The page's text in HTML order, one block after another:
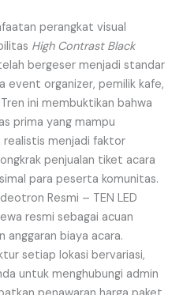
perangkat visual
High Contrast Black
bergeser menjadi standar
event organizer, pemilik kafe,
ini membuktikan bahwa
prima yang mampu
realistis menjadi faktor
penjualan tiket acara
para peserta komunitas.
Resmi – TEN LED
resmi sebagai acuan
anggaran biaya acara.
setiap lokasi bervariasi,
untuk menghubungi admin